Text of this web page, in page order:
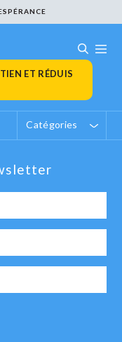
ET RÉDUIS
Catégories